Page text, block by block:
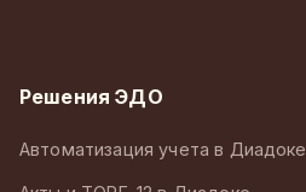
Решения ЭДО
Автоматизация учета в Диадоке